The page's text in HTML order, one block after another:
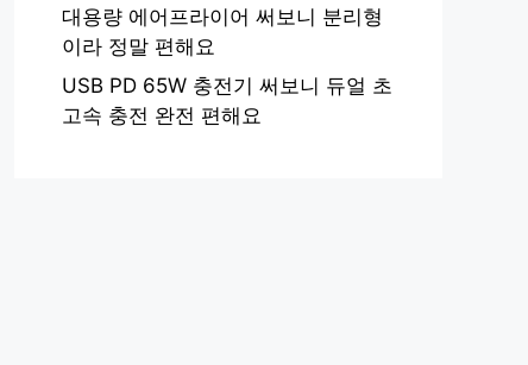
대용량 에어프라이어 써보니 분리형
이라 정말 편해요
USB PD 65W 충전기 써보니 듀얼 초
고속 충전 완전 편해요